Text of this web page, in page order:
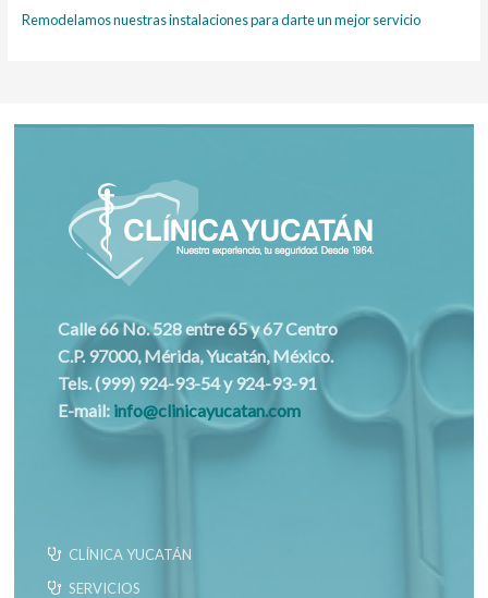
Remodelamos nuestras instalaciones para darte un mejor servicio
Calle 66 No. 528 entre 65 y 67 Centro
C.P. 97000, Mérida, Yucatán, México.
Tels. (999) 924-93-54 y 924-93-91
E-mail: info@clinicayucatan.com
CLÍNICA YUCATÁN
SERVICIOS